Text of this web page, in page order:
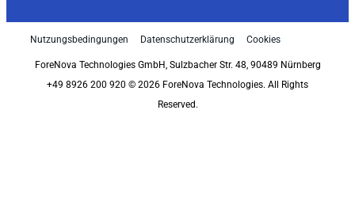
Nutzungsbedingungen Datenschutzerklärung Cookies
ForeNova Technologies GmbH, Sulzbacher Str. 48, 90489 Nürnberg
+49 8926 200 920 © 2026 ForeNova Technologies. All Rights
Reserved.